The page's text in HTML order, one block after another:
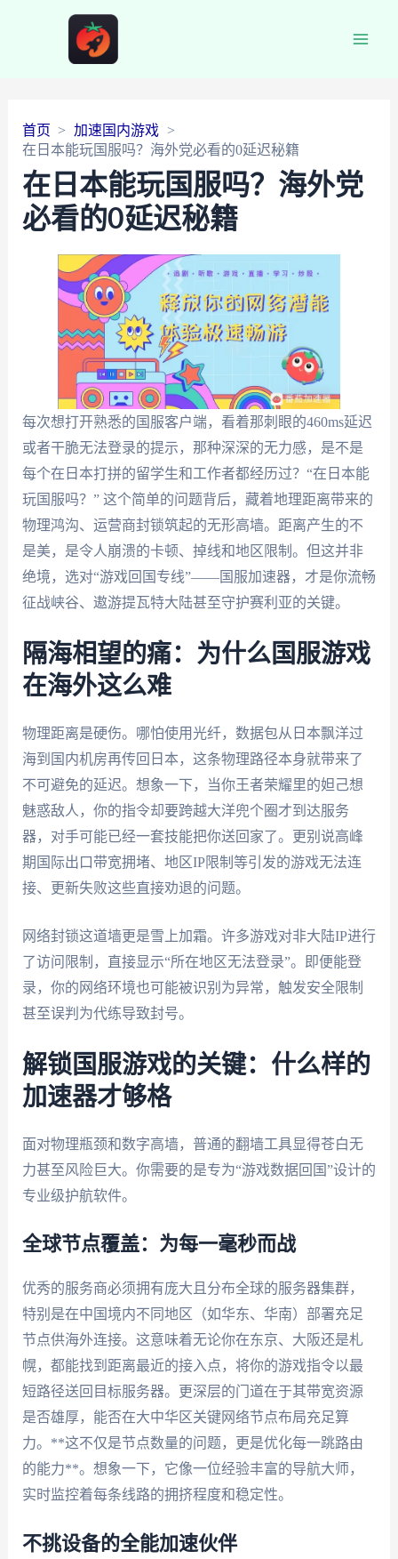
首页
加速国内游戏
在日本能玩国服吗？海外党必看的0延迟秘籍
在日本能玩国服吗？海外党
必看的0延迟秘籍
每次想打开熟悉的国服客户端，看着那刺眼的460ms延迟
或者干脆无法登录的提示，那种深深的无力感，是不是
每个在日本打拼的留学生和工作者都经历过？“在日本能
玩国服吗？” 这个简单的问题背后，藏着地理距离带来的
物理鸿沟、运营商封锁筑起的无形高墙。距离产生的不
是美，是令人崩溃的卡顿、掉线和地区限制。但这并非
绝境，选对“游戏回国专线”——国服加速器，才是你流畅
征战峡谷、遨游提瓦特大陆甚至守护赛利亚的关键。
隔海相望的痛：为什么国服游戏
在海外这么难
物理距离是硬伤。哪怕使用光纤，数据包从日本飘洋过
海到国内机房再传回日本，这条物理路径本身就带来了
不可避免的延迟。想象一下，当你王者荣耀里的妲己想
魅惑敌人，你的指令却要跨越大洋兜个圈才到达服务
器，对手可能已经一套技能把你送回家了。更别说高峰
期国际出口带宽拥堵、地区IP限制等引发的游戏无法连
接、更新失败这些直接劝退的问题。
网络封锁这道墙更是雪上加霜。许多游戏对非大陆IP进行
了访问限制，直接显示“所在地区无法登录”。即便能登
录，你的网络环境也可能被识别为异常，触发安全限制
甚至误判为代练导致封号。
解锁国服游戏的关键：什么样的
加速器才够格
面对物理瓶颈和数字高墙，普通的翻墙工具显得苍白无
力甚至风险巨大。你需要的是专为“游戏数据回国”设计的
专业级护航软件。
全球节点覆盖：为每一毫秒而战
优秀的服务商必须拥有庞大且分布全球的服务器集群，
特别是在中国境内不同地区（如华东、华南）部署充足
节点供海外连接。这意味着无论你在东京、大阪还是札
幌，都能找到距离最近的接入点，将你的游戏指令以最
短路径送回目标服务器。更深层的门道在于其带宽资源
是否雄厚，能否在大中华区关键网络节点布局充足算
力。**这不仅是节点数量的问题，更是优化每一跳路由
的能力**。想象一下，它像一位经验丰富的导航大师，
实时监控着每条线路的拥挤程度和稳定性。
不挑设备的全能加速伙伴